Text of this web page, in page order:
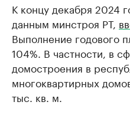
К концу декабря 2024
данным минстроя РТ,
Выполнение годового
104%. В частности, в
домостроения в
многоквартирных
тыс. кв. м.